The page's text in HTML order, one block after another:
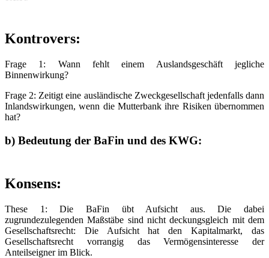
Kontrovers:
Frage 1: Wann fehlt einem Auslandsgeschäft jegliche
Binnenwirkung?
Frage 2: Zeitigt eine ausländische Zweckgesellschaft jedenfalls dann
Inlandswirkungen, wenn die Mutterbank ihre Risiken übernommen
hat?
b) Bedeutung der BaFin und des KWG:
Konsens:
These 1: Die BaFin übt Aufsicht aus. Die dabei
zugrundezulegenden Maßstäbe sind nicht deckungsgleich mit dem
Gesellschaftsrecht: Die Aufsicht hat den Kapitalmarkt, das
Gesellschaftsrecht vorrangig das Vermögensinteresse der
Anteilseigner im Blick.